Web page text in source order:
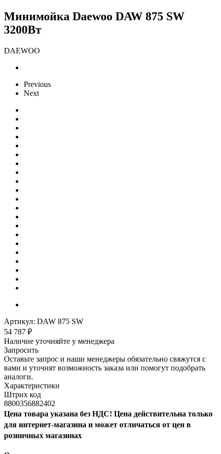
Минимойка Daewoo DAW 875 SW
3200Вт
DAEWOO
Previous
Next
Артикул: DAW 875 SW
54 787 ₽
Наличие уточняйте у менеджера
Запросить
Оставьте запрос и наши менеджеры обязательно свяжутся с
вами и уточнят возможность заказа или помогут подобрать
аналоги.
Характеристики
Штрих код
8800356882402
Цена товара указана без НДС! Цена действительна только
для интернет-магазина и может отличаться от цен в
розничных магазинах